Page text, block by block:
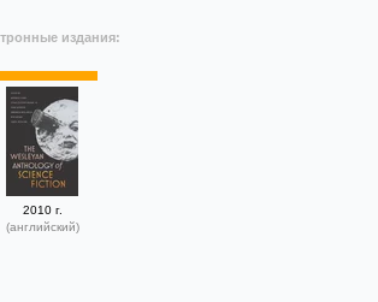
издания:
2010 г.
(английский)